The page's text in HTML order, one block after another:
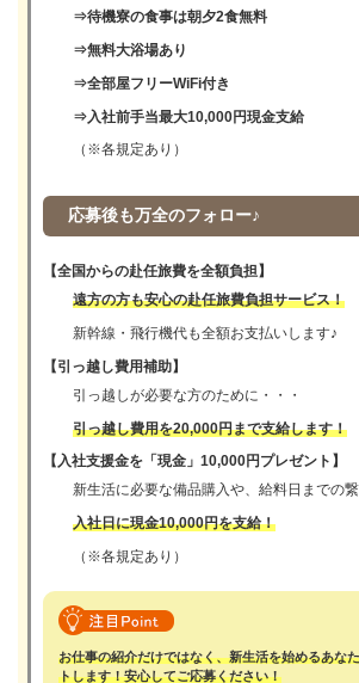
⇒待機寮の食事は朝夕2食無料
⇒無料大浴場あり
⇒全部屋フリーWiFi付き
⇒入社前手当最大10,000円現金支給
（※各規定あり）
応募後も万全のフォロー♪
【全国からの赴任旅費を全額負担】
遠方の方も安心の赴任旅費負担サービス！
新幹線・飛行機代も全額お支払いします♪
【引っ越し費用補助】
引っ越しが必要な方のために・・・
引っ越し費用を20,000円まで支給します！
【入社支援金を「現金」10,000円プレゼント】
新生活に必要な備品購入や、給料日までの
入社日に現金10,000円を支給！
（※各規定あり）
お仕事の紹介だけではなく、新生活を始めるあな
トします！安心してご応募ください！